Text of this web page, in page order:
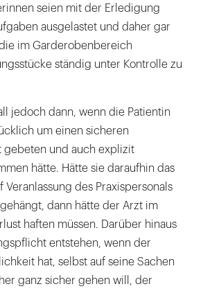
seien mit der Erledigung
ausgelastet und daher gar
im Garderobenbereich
ständig unter Kontrolle zu
jedoch dann, wenn die Patientin
um einen sicheren
gebeten und auch explizit
hätte. Hätte sie daraufhin das
Veranlassung des Praxispersonals
dann hätte der Arzt im
haften müssen. Darüber hinaus
entstehen, wenn der
hat, selbst auf seine Sachen
ganz sicher gehen will, der